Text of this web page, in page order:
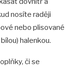
nosíte raději
nebo plisované
halenkou.
či se